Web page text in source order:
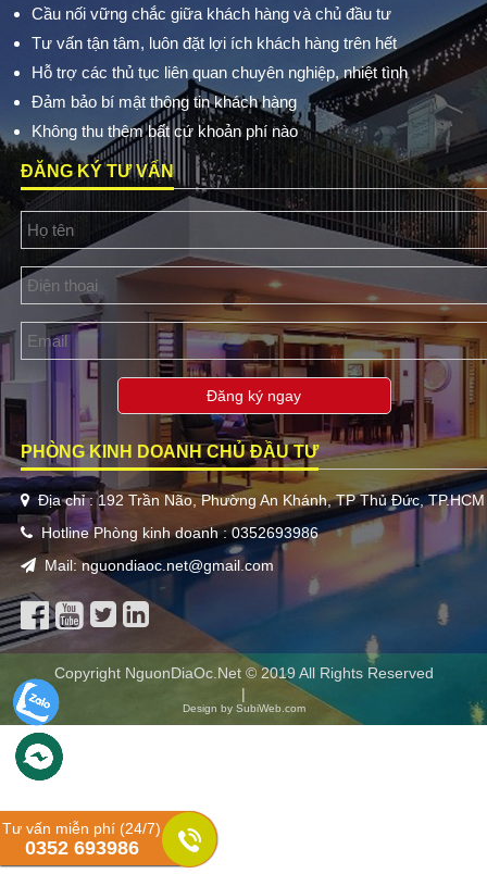
Cầu nối vững chắc giữa khách hàng và chủ đầu tư
Tư vấn tận tâm, luôn đặt lợi ích khách hàng trên hết
Hỗ trợ các thủ tục liên quan chuyên nghiệp, nhiệt tình
Đảm bảo bí mật thông tin khách hàng
Không thu thêm bất cứ khoản phí nào
ĐĂNG KÝ TƯ VẤN
Đăng ký ngay
PHÒNG KINH DOANH CHỦ ĐẦU TƯ
Địa chỉ : 192 Trần Não, Phường An Khánh, TP Thủ Đức, TP.HCM
Hotline Phòng kinh doanh : 0352693986
Mail: nguondiaoc.net@gmail.com
Copyright NguonDiaOc.Net © 2019 All Rights Reserved
|
Design by SubiWeb.com
Tư vấn miễn phí (24/7)
0352 693986